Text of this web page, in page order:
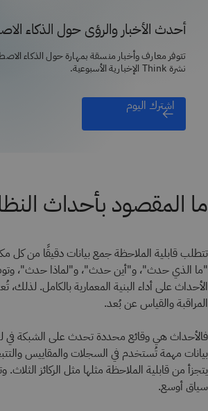
أحدث الأخبار والرؤى حول الذكاء
تتوفر معارف وأخبار منسقة بمهارة حول الذكاء
نشرة Think الإخبارية الأسبوعية.
اشترك اليوم
ما المقصود بأحداث
تتطلب قابلية الملاحظة جمع بيانات دقيقًا من كل
"ما الذي حدث"، و"أين حدث"، و"لماذا حدث"،
الأحداث على أداء البنية المعمارية بالكامل.
المراقبة والقياس عن بُعد.
فالأحداث هي وقائع محددة تحدث على الشبكة في
بيانات مهمة تُستخدم في السجلات والمقاييس
يتجزأ من قابلية الملاحظة مثلها مثل الركائز
سياق أوسع.